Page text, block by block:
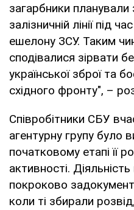
загарбники планували
залізничній лінії під
ешелону ЗСУ. Таким
сподівалися зірвати
української зброї та
східного фронту", –
Співробітники СБУ
агентурну групу було
початковому етапі її
активності.
покроково
коли ті збирали